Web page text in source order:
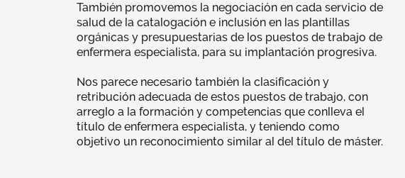
También promovemos la negociación en cada servicio de
salud de la catalogación e inclusión en las plantillas
orgánicas y presupuestarias de los puestos de trabajo de
enfermera especialista, para su implantación progresiva.
Nos parece necesario también la clasificación y
retribución adecuada de estos puestos de trabajo, con
arreglo a la formación y competencias que conlleva el
título de enfermera especialista, y teniendo como
objetivo un reconocimiento similar al del título de máster.